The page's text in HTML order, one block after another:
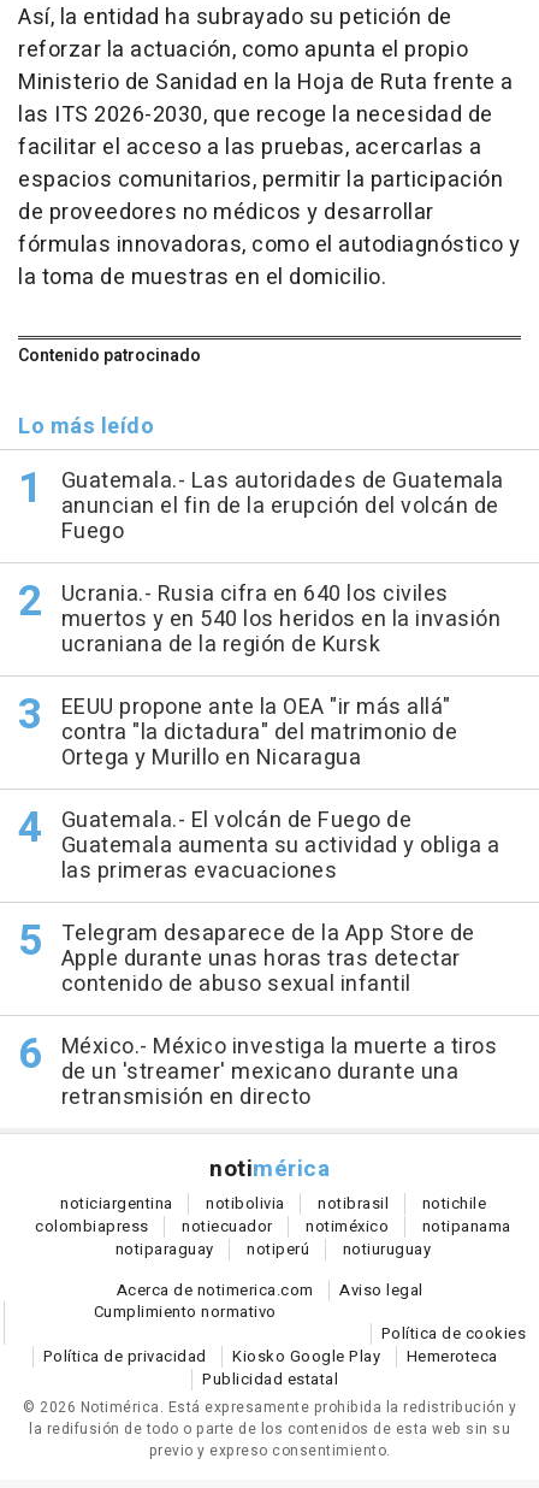
Así, la entidad ha subrayado su petición de
reforzar la actuación, como apunta el propio
Ministerio de Sanidad en la Hoja de Ruta frente a
las ITS 2026-2030, que recoge la necesidad de
facilitar el acceso a las pruebas, acercarlas a
espacios comunitarios, permitir la participación
de proveedores no médicos y desarrollar
fórmulas innovadoras, como el autodiagnóstico y
la toma de muestras en el domicilio.
Contenido patrocinado
Lo más leído
Guatemala.- Las autoridades de Guatemala
anuncian el fin de la erupción del volcán de
Fuego
Ucrania.- Rusia cifra en 640 los civiles
muertos y en 540 los heridos en la invasión
ucraniana de la región de Kursk
EEUU propone ante la OEA "ir más allá"
contra "la dictadura" del matrimonio de
Ortega y Murillo en Nicaragua
Guatemala.- El volcán de Fuego de
Guatemala aumenta su actividad y obliga a
las primeras evacuaciones
Telegram desaparece de la App Store de
Apple durante unas horas tras detectar
contenido de abuso sexual infantil
México.- México investiga la muerte a tiros
de un 'streamer' mexicano durante una
retransmisión en directo
notimérica
noticiargentina notibolivia notibrasil notichile
colombiapress notiecuador notiméxico notipanama
notiparaguay notiperú notiuruguay
Acerca de notimerica.com
Aviso legal
Cumplimiento normativo
Política de cookies
Política de privacidad
Kiosko Google Play
Hemeroteca
Publicidad estatal
© 2026 Notimérica. Está expresamente prohibida la redistribución y
la redifusión de todo o parte de los contenidos de esta web sin su
previo y expreso consentimiento.